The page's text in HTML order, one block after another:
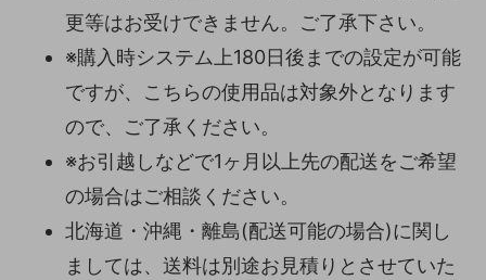
更等はお受けできません。ご了承下さい。
※購入時システム上180日後までの設定が可能
ですが、こちらの使用品は対象外となります
ので、ご了承ください。
※お引越しなどで1ヶ月以上先の配送をご希望
の場合はご相談ください。
北海道・沖縄・離島(配送可能の場合)に関し
ましては、送料は別途お見積りとさせていた